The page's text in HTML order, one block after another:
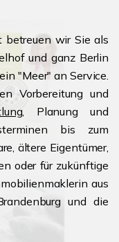
betreuen wir Sie als
und ganz Berlin
"Meer" an Service.
Vorbereitung und
, Planung und
bis zum
ältere Eigentümer,
oder für zukünftige
aus
und die